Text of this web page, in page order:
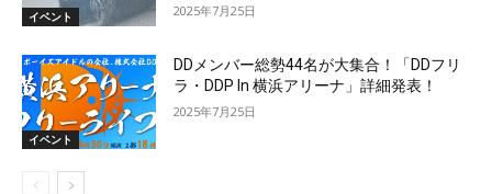
イベント 2025年7月25日
イベント
DDメンバー総勢44名が大集合！「DDフリ
ラ・DDP In 横浜アリーナ」詳細発表！
2025年7月25日